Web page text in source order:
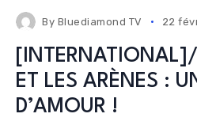
By Bluediamond TV 22
ET LES ARÈNES :
D’AMOUR !